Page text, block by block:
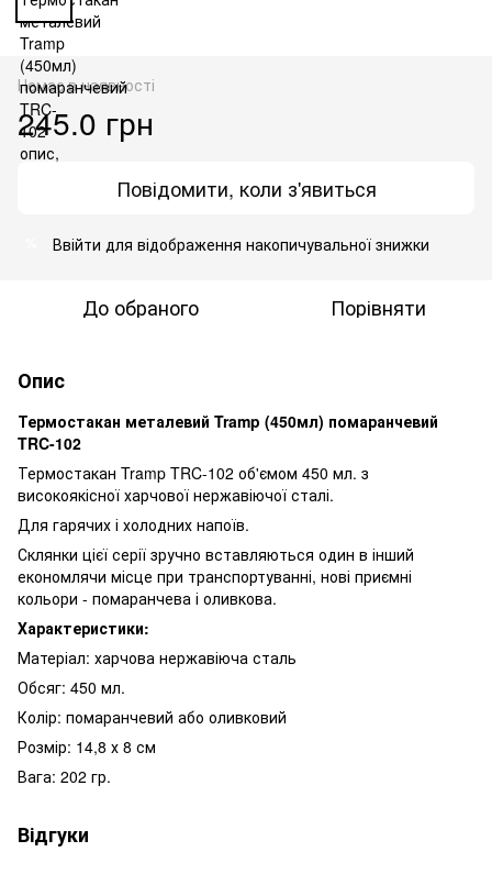
Немає в наявності
245.0 грн
Повідомити, коли з'явиться
Ввійти для відображення накопичувальної знижки
До обраного Порівняти
Опис
Термостакан металевий Tramp (450мл) помаранчевий
TRC-102
Термостакан Tramp TRC-102 об'ємом 450 мл. з
високоякісної харчової нержавіючої сталі.
Для гарячих і холодних напоїв.
Склянки цієї серії зручно вставляються один в інший
економлячи місце при транспортуванні, нові приємні
кольори - помаранчева і оливкова.
Характеристики:
Матеріал: харчова нержавіюча сталь
Обсяг: 450 мл.
Колір: помаранчевий або оливковий
Розмір: 14,8 х 8 см
Вага: 202 гр.
Відгуки